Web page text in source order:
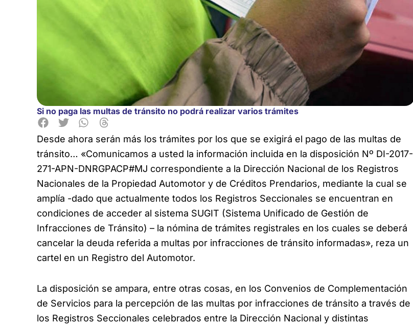
Si no paga las multas de tránsito no podrá realizar varios trámites
Desde ahora serán más los trámites por los que se exigirá el pago de las multas de
tránsito… «Comunicamos a usted la información incluida en la disposición Nº DI-2017-
271-APN-DNRGPACP#MJ correspondiente a la Dirección Nacional de los Registros
Nacionales de la Propiedad Automotor y de Créditos Prendarios, mediante la cual se
amplía -dado que actualmente todos los Registros Seccionales se encuentran en
condiciones de acceder al sistema SUGIT (Sistema Unificado de Gestión de
Infracciones de Tránsito) – la nómina de trámites registrales en los cuales se deberá
cancelar la deuda referida a multas por infracciones de tránsito informadas», reza un
cartel en un Registro del Automotor.
La disposición se ampara, entre otras cosas, en los Convenios de Complementación
de Servicios para la percepción de las multas por infracciones de tránsito a través de
los Registros Seccionales celebrados entre la Dirección Nacional y distintas